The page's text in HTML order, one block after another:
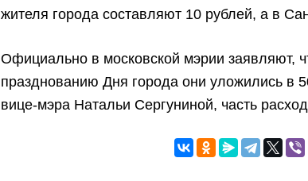
жителя города составляют 10 рублей, а в
Официально в московской мэрии заявляют,
празднованию Дня города они уложились в
вице-мэра Натальи Сергуниной, часть